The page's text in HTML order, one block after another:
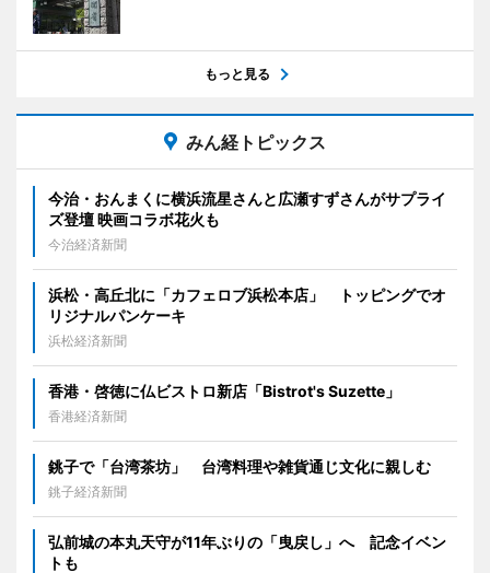
もっと見る
みん経トピックス
今治・おんまくに横浜流星さんと広瀬すずさんがサプライ
ズ登壇 映画コラボ花火も
今治経済新聞
浜松・高丘北に「カフェロブ浜松本店」 トッピングでオ
リジナルパンケーキ
浜松経済新聞
香港・啓徳に仏ビストロ新店「Bistrot's Suzette」
香港経済新聞
銚子で「台湾茶坊」 台湾料理や雑貨通じ文化に親しむ
銚子経済新聞
弘前城の本丸天守が11年ぶりの「曳戻し」へ 記念イベン
トも